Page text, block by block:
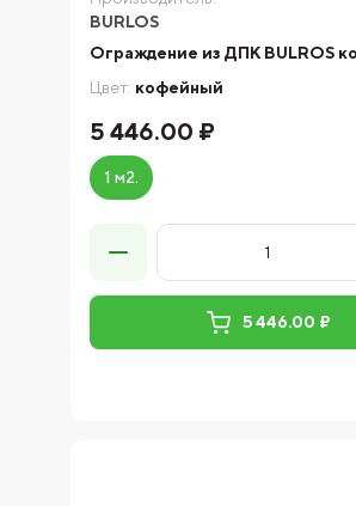
BURLOS
Ограждение из ДПК BULROS
Цвет: кофейный
5 446.00 ₽
1 м2.
5 446.00 ₽